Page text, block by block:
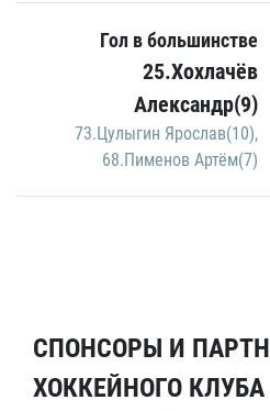
Гол в большинстве
25.Хохлачёв
Александр(9)
73.Цулыгин Ярослав(10),
68.Пименов Артём(7)
СПОНСОРЫ И
ХОККЕЙНОГО КЛУБА